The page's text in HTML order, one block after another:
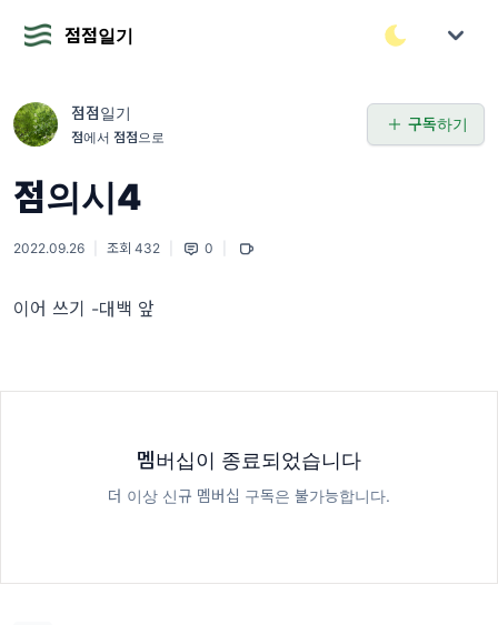
점점일기
점점일기
점에서 점점으로
구독하기
점의시4
2022.09.26 조회 432 0
이어 쓰기 -대백 앞
멤버십이 종료되었습니다
더 이상 신규 멤버십 구독은 불가능합니다.